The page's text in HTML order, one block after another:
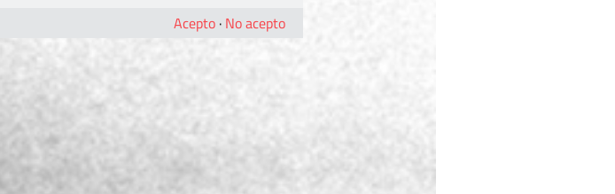
Acepto · No acepto